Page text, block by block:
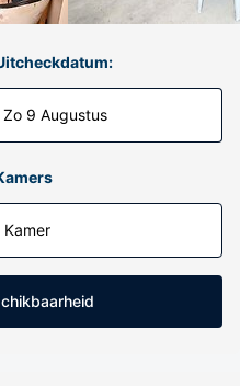
Zo 9 Augustus
Kamer